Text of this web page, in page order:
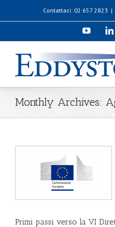
Contattaci: 02 657 2823 |
Monthly Archives:
Primi passi verso la VI